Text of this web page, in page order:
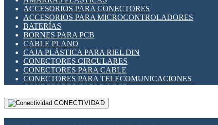
INDICADORES PARA PANEL
INTERFACES DE RELÉ
INTERRUPTORES FIN DE CARRERA
LLAVES CONMUTADORAS
MEDIDORES DE ENERGÍA Y TC'S DE CORRIENTE
MOTORES PASO A PASO
PANTALLAS HMI
PLC -CONTROLADORES LÓGICO PROGRAMABLES
PROGRAMADORES DE HORARIO
RELÉS DE PROTECCIÓN
SENSORES CAPACITIVOS
ACCESORIOS PARA CONECTORES
ACCESORIOS PARA MICROCONTROLADORES
BATERÍAS
BORNES PARA PCB
CABLE PLANO
CAJA PLÁSTICA PARA RIEL DIN
CONECTORES CIRCULARES
CONECTORES PARA CABLE
CONECTORES PARA TELECOMUNICACIONES
CONECTORES CABLE A PCB
CONECTORES PCB A CABLE
DIP SWITCHESCONECTIVIDAD